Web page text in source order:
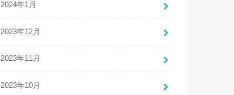
2024年1月
2023年12月
2023年11月
2023年10月